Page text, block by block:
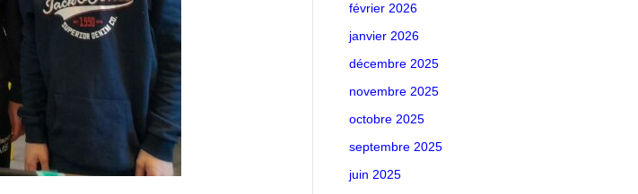
février 2026
janvier 2026
décembre 2025
novembre 2025
octobre 2025
septembre 2025
juin 2025